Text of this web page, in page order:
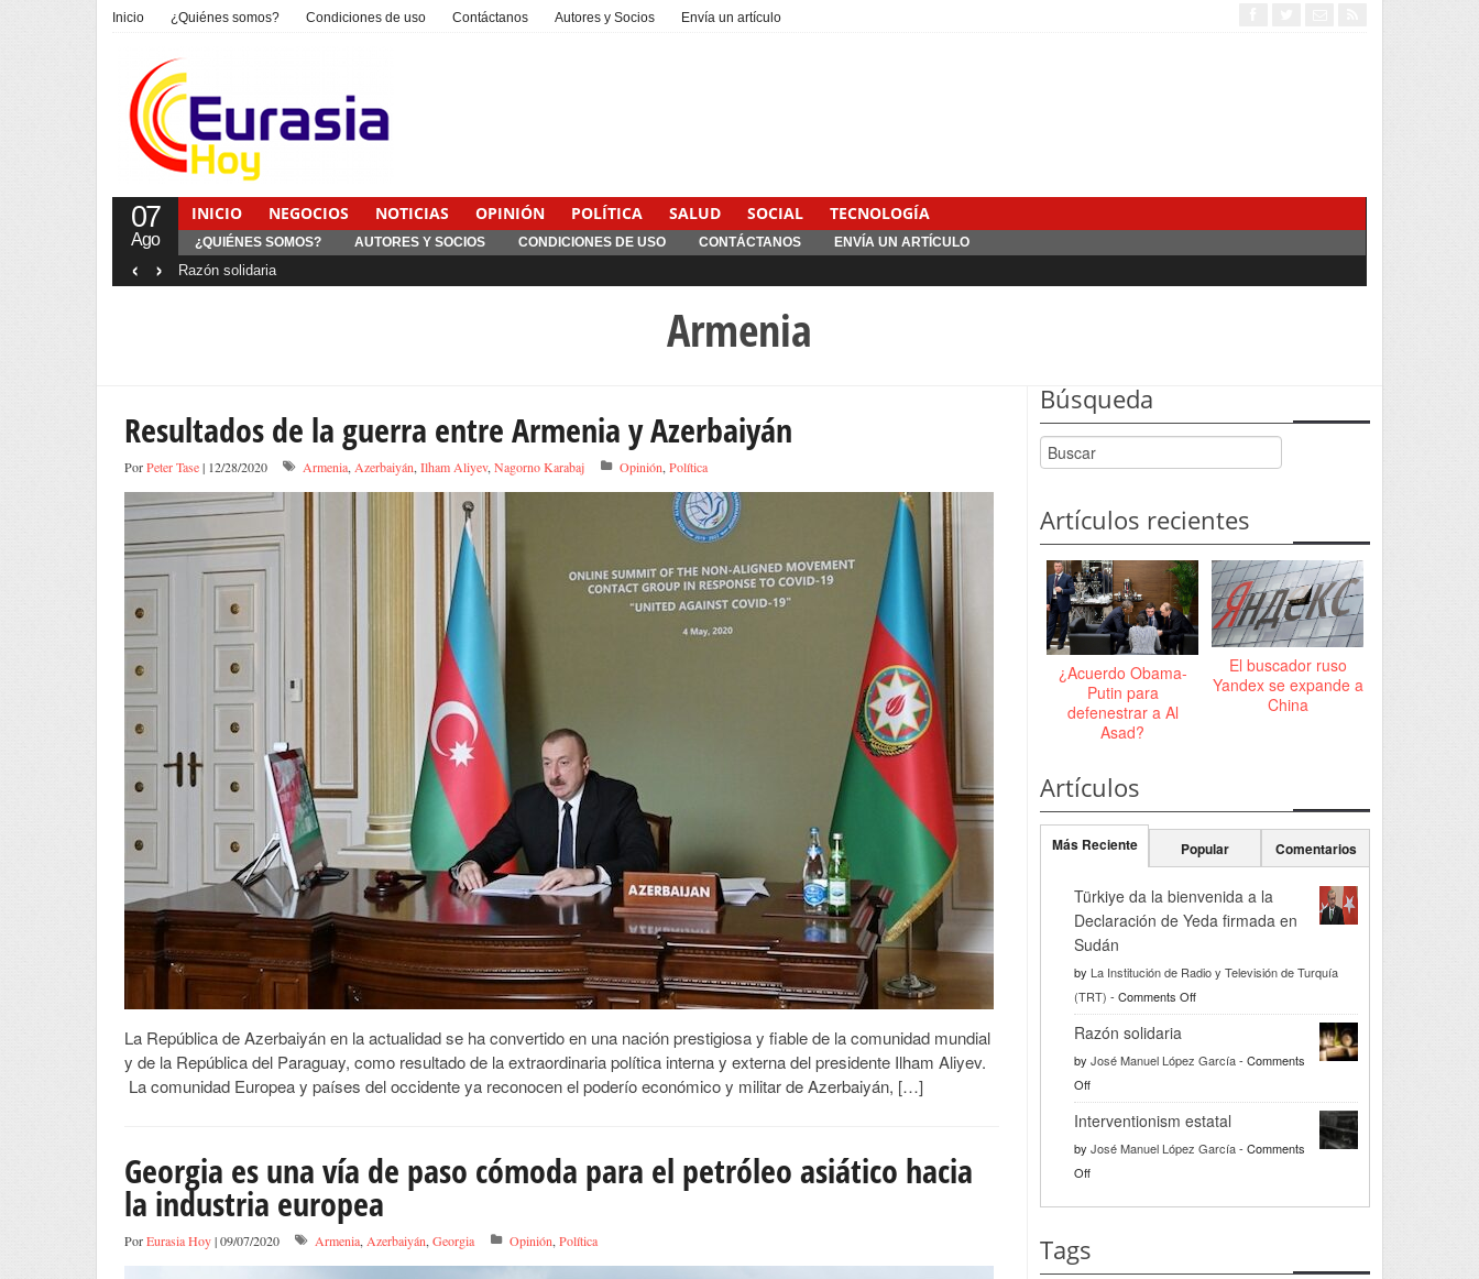
Inicio ¿Quiénes somos? Condiciones de uso Contáctanos Autores y Socios Envía un artículo
07
Ago
INICIO NEGOCIOS NOTICIAS OPINIÓN POLÍTICA SALUD SOCIAL TECNOLOGÍA
¿QUIÉNES SOMOS? AUTORES Y SOCIOS CONDICIONES DE USO CONTÁCTANOS ENVÍA UN ARTÍCULO
Interventionism estatal
‹ ›
Armenia
Resultados de la guerra entre Armenia y Azerbaiyán
PorPeter Tase| 12/28/2020 Armenia, Azerbaiyán, Ilham Aliyev, Nagorno Karabaj Opinión, Política
La República de Azerbaiyán en la actualidad se ha convertido en una nación prestigiosa y fiable de la comunidad mundial
y de la República del Paraguay, como resultado de la extraordinaria política interna y externa del presidente Ilham Aliyev.
La comunidad Europea y países del occidente ya reconocen el poderío económico y militar de Azerbaiyán, […]
Georgia es una vía de paso cómoda para el petróleo asiático hacia
la industria europea
PorEurasia Hoy| 09/07/2020 Armenia, Azerbaiyán, Georgia Opinión, Política
Búsqueda
Artículos recientes
¿Acuerdo Obama-
Putin para
defenestrar a Al
Asad?
El buscador ruso
Yandex se expande a
China
Artículos
Más Reciente Popular Comentarios
Türkiye da la bienvenida a la
Declaración de Yeda firmada en
Sudán
by La Institución de Radio y Televisión de Turquía
(TRT) - Comments Offon
Türkiye
la
a
Yeda
Razón solidaria
by José Manuel López García- Comments
Offon
Razón
solidaria
Interventionism estatal
by José Manuel López García- Comments
Offon
Tags